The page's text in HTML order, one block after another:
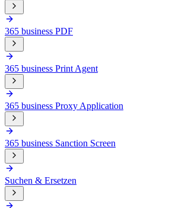
365 business PDF
365 business Print Agent
365 business Proxy Application
365 business Sanction Screen
Suchen & Ersetzen